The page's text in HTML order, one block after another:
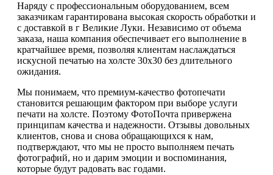
Наряду с профессиональным оборудованием, всем
заказчикам гарантирована высокая скорость обработки и
с доставкой в г Великие Луки. Независимо от объема
заказа, наша компания обеспечивает его выполнение в
кратчайшее время, позволяя клиентам наслаждаться
искусной печатью на холсте 30х30 без длительного
ожидания.
Мы понимаем, что премиум-качество фотопечати
становится решающим фактором при выборе услуги
печати на холсте. Поэтому ФотоПочта привержена
принципам качества и надежности. Отзывы довольных
клиентов, снова и снова обращающихся к нам,
подтверждают, что мы не просто выполняем печать
фотографий, но и дарим эмоции и воспоминания,
которые будут радовать вас годами.